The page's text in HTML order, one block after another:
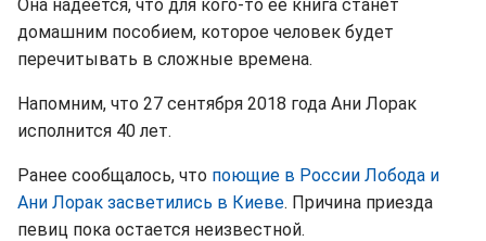
Она надеется, что для кого-то ее книга станет
домашним пособием, которое человек будет
перечитывать в сложные времена.
Напомним, что 27 сентября 2018 года Ани Лорак
исполнится 40 лет.
Ранее сообщалось, что поющие в России Лобода и
Ани Лорак засветились в Киеве. Причина приезда
певиц пока остается неизвестной.